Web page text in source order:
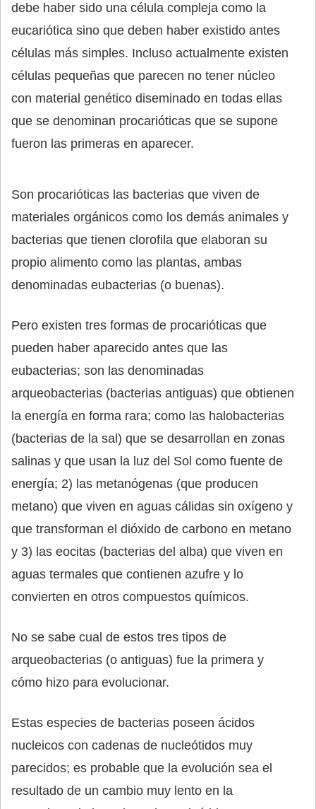
debe haber sido una célula compleja como la
eucariótica sino que deben haber existido antes
células más simples. Incluso actualmente existen
células pequeñas que parecen no tener núcleo
con material genético diseminado en todas ellas
que se denominan procarióticas que se supone
fueron las primeras en aparecer.
Son procarióticas las bacterias que viven de
materiales orgánicos como los demás animales y
bacterias que tienen clorofila que elaboran su
propio alimento como las plantas, ambas
denominadas eubacterias (o buenas).
Pero existen tres formas de procarióticas que
pueden haber aparecido antes que las
eubacterias; son las denominadas
arqueobacterias (bacterias antiguas) que obtienen
la energía en forma rara; como las halobacterias
(bacterias de la sal) que se desarrollan en zonas
salinas y que usan la luz del Sol como fuente de
energía; 2) las metanógenas (que producen
metano) que viven en aguas cálidas sin oxígeno y
que transforman el dióxido de carbono en metano
y 3) las eocitas (bacterias del alba) que viven en
aguas termales que contienen azufre y lo
convierten en otros compuestos químicos.
No se sabe cual de estos tres tipos de
arqueobacterias (o antiguas) fue la primera y
cómo hizo para evolucionar.
Estas especies de bacterias poseen ácidos
nucleicos con cadenas de nucleótidos muy
parecidos; es probable que la evolución sea el
resultado de un cambio muy lento en la